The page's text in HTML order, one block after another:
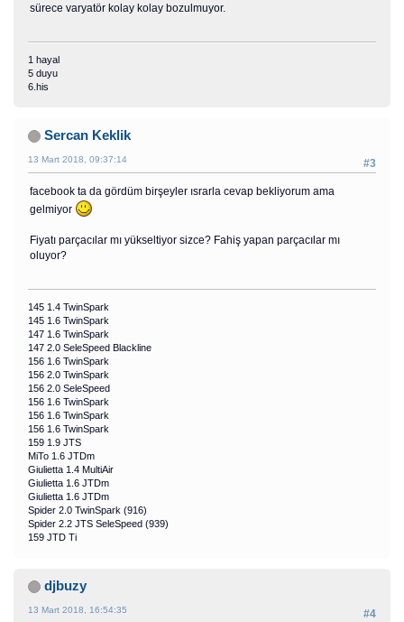
sürece varyatör kolay kolay bozulmuyor.
1 hayal
5 duyu
6.his
Sercan Keklik
#3
13 Mart 2018, 09:37:14
facebook ta da gördüm birşeyler ısrarla cevap bekliyorum ama
gelmiyor
Fiyatı parçacılar mı yükseltiyor sizce? Fahiş yapan parçacılar mı
oluyor?
145 1.4 TwinSpark
145 1.6 TwinSpark
147 1.6 TwinSpark
147 2.0 SeleSpeed Blackline
156 1.6 TwinSpark
156 2.0 TwinSpark
156 2.0 SeleSpeed
156 1.6 TwinSpark
156 1.6 TwinSpark
156 1.6 TwinSpark
159 1.9 JTS
MiTo 1.6 JTDm
Giulietta 1.4 MultiAir
Giulietta 1.6 JTDm
Giulietta 1.6 JTDm
Spider 2.0 TwinSpark (916)
Spider 2.2 JTS SeleSpeed (939)
159 JTD Ti
djbuzy
#4
13 Mart 2018, 16:54:35